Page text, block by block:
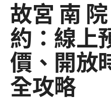
故宮 南
約：線上
價、開放
全攻略